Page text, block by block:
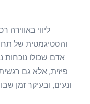
ליווי
והסטיגמטית של
אדם שכולו נוכחות
פיזית, אלא גם
ונעים, ובעיקר זמן